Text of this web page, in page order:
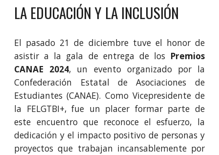
LA EDUCACIÓN Y LA INCLUSIÓN
El pasado 21 de diciembre tuve el honor de
asistir a la gala de entrega de los Premios
CANAE 2024, un evento organizado por la
Confederación Estatal de Asociaciones de
Estudiantes (CANAE). Como Vicepresidente de
la FELGTBI+, fue un placer formar parte de
este encuentro que reconoce el esfuerzo, la
dedicación y el impacto positivo de personas y
proyectos que trabajan incansablemente por